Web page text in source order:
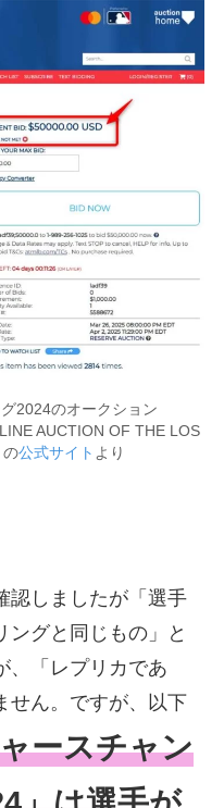
2024のオークション
AUCTION OF THE LOS
の公式サイト より
認しましたが「選手
ングと同じもの」と
、「レプリカであ
せん。ですが、以下
ースチャン